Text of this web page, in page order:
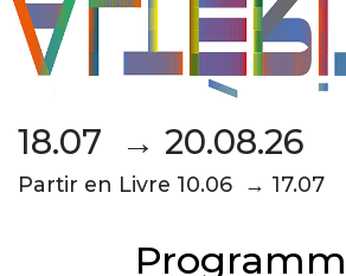
18.07 → 20.08.26
Partir en Livre 10.06 → 17.07